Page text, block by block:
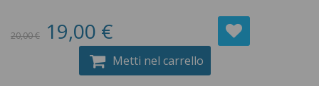
20,00 € 19,00 €
Metti nel carrello